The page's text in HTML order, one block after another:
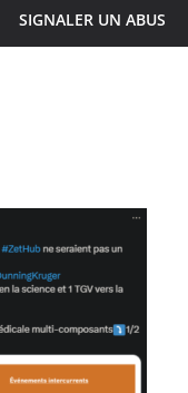
SIGNALER UN ABUS